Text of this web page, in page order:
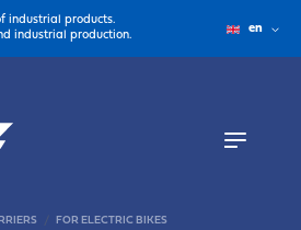
industrial products.
industrial production.
en
FOR ELECTRIC BIKES